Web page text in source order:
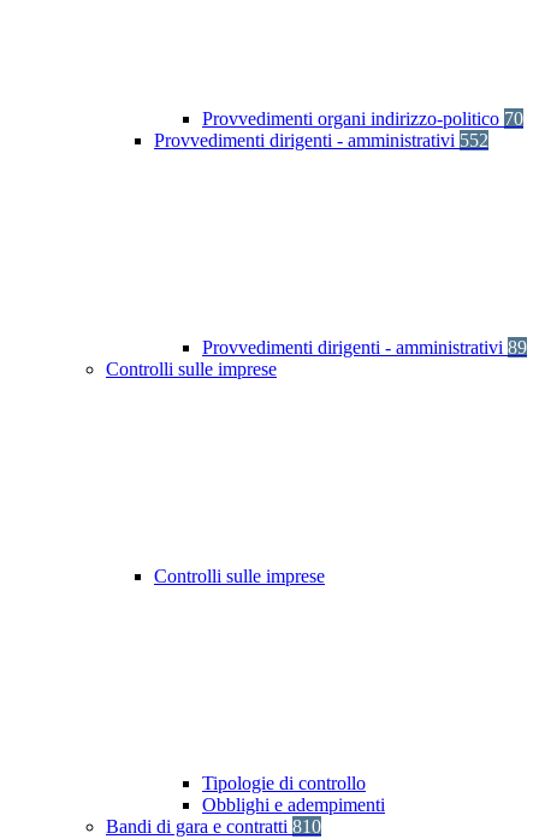
Provvedimenti organi indirizzo-politico 70
Provvedimenti dirigenti - amministrativi 552
Provvedimenti dirigenti - amministrativi 89
Controlli sulle imprese
Controlli sulle imprese
Tipologie di controllo
Obblighi e adempimenti
Bandi di gara e contratti 810